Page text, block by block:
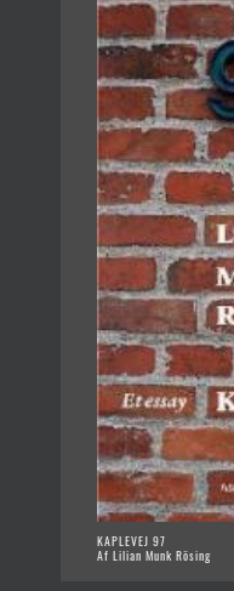
KAPLEVEJ 97
Af Lilian Munk Rösing